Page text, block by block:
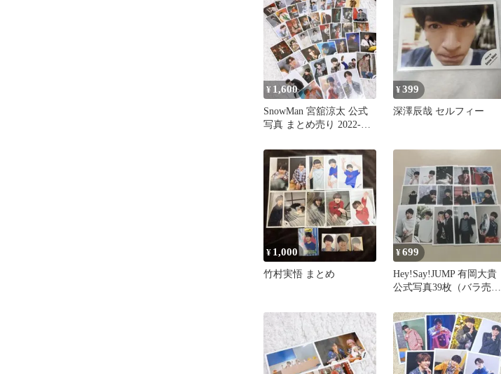
¥ 1,600
SnowMan 宮舘涼太 公式
写真 まとめ売り 2022-
¥399
深澤辰哉 セルフィー
¥ 1,000
竹村実悟 まとめ
¥699
Hey!Say!JUMP 有岡大貴
公式写真39枚（バラ売り